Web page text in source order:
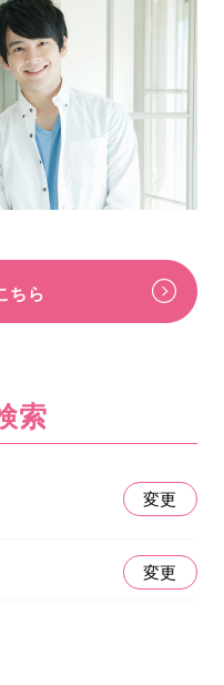
ちら
索
変更
変更